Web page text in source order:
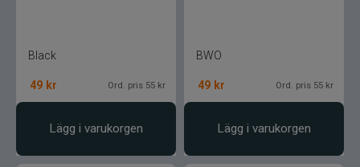
Black
49 kr Ord. pris 55 kr
Lägg i varukorgen
BWO
49 kr Ord. pris 55 kr
Lägg i varukorgen